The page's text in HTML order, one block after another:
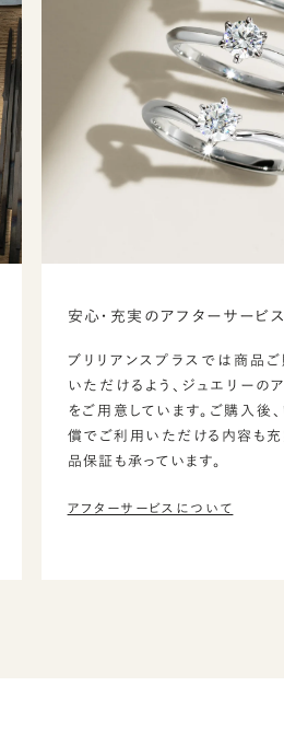
安心・充実のアフターサービス
ブリリアンスプラスでは商品
いただけるよう、ジュエリーの
をご用意しています。ご購入後
償でご利用いただける内容も
品保証も承っています。
アフターサービスについて